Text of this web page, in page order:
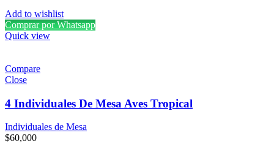
Add to wishlist
Comprar por Whatsapp
Quick view
Compare
Close
4 Individuales De Mesa Aves Tropical
Individuales de Mesa
$60,000